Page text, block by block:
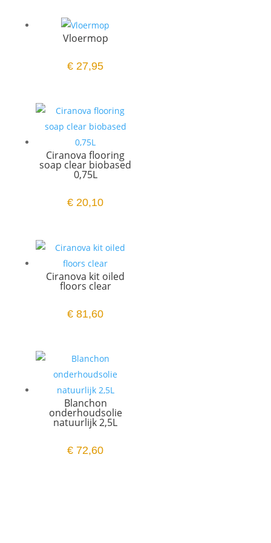
Vloermop
€ 27,95
Ciranova flooring
soap clear biobased
0,75L
€ 20,10
Ciranova kit oiled
floors clear
€ 81,60
Blanchon
onderhoudsolie
natuurlijk 2,5L
€ 72,60